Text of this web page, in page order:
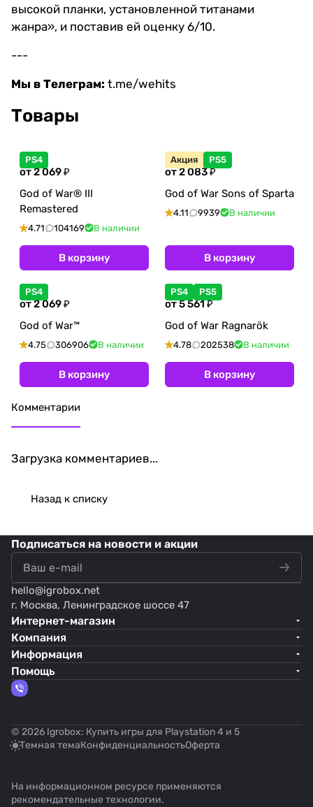
высокой планки, установленной титанами
жанра», и поставив ей оценку 6/10.
---
Мы в Телеграм: t.me/wehits
Товары
PS4
от 2 069 ₽
God of War® III
Remastered
4.71 104169 В наличии
В корзину
Акция PS5
от 2 083 ₽
God of War Sons of Sparta
4.11 9939 В наличии
В корзину
PS4
от 2 069 ₽
God of War™
4.75 306906 В наличии
В корзину
PS4 PS5
от 5 561 ₽
God of War Ragnarök
4.78 202538 В наличии
В корзину
Комментарии
Загрузка комментариев...
Назад к списку
Подписаться на новости и акции
hello@igrobox.net
г. Москва, Ленинградское шоссе 47
Интернет-магазин
Компания
Информация
Помощь
© 2026 Igrobox: Купить игры для Playstation 4 и 5
Темная темаКонфиденциальностьОферта
На информационном ресурсе применяются
рекомендательные технологии.